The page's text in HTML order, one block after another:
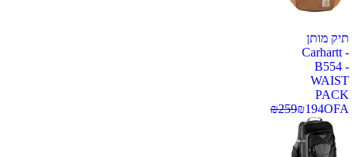
תיק מותן
Carhartt -
B554 -
WAIST
PACK
OFA
₪194
₪259